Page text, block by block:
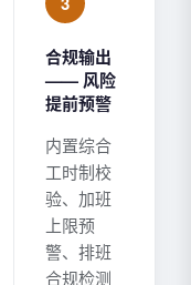
合规输出
—— 风险
提前预警
内置综合
工时制校
验、加班
上限预
警、排班
合规检测